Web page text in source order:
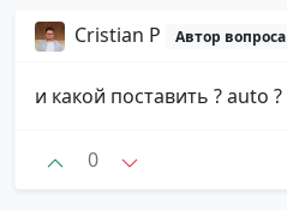
Cristian P Автор вопроса
и какой поставить ? auto ?
0